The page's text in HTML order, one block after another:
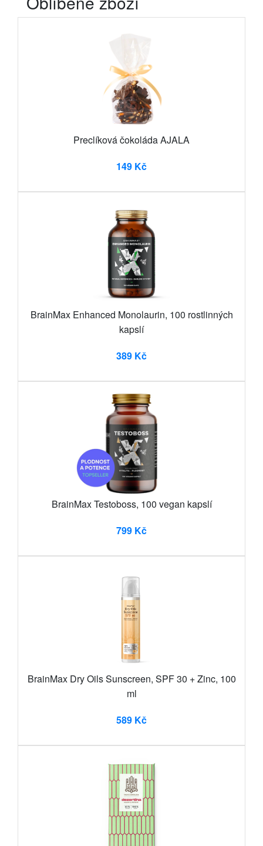
Preclíková čokoláda AJALA
149 Kč
BrainMax Enhanced Monolaurin, 100 rostlinných
kapslí
389 Kč
BrainMax Testoboss, 100 vegan kapslí
799 Kč
BrainMax Dry Oils Sunscreen, SPF 30 + Zinc, 100
ml
589 Kč